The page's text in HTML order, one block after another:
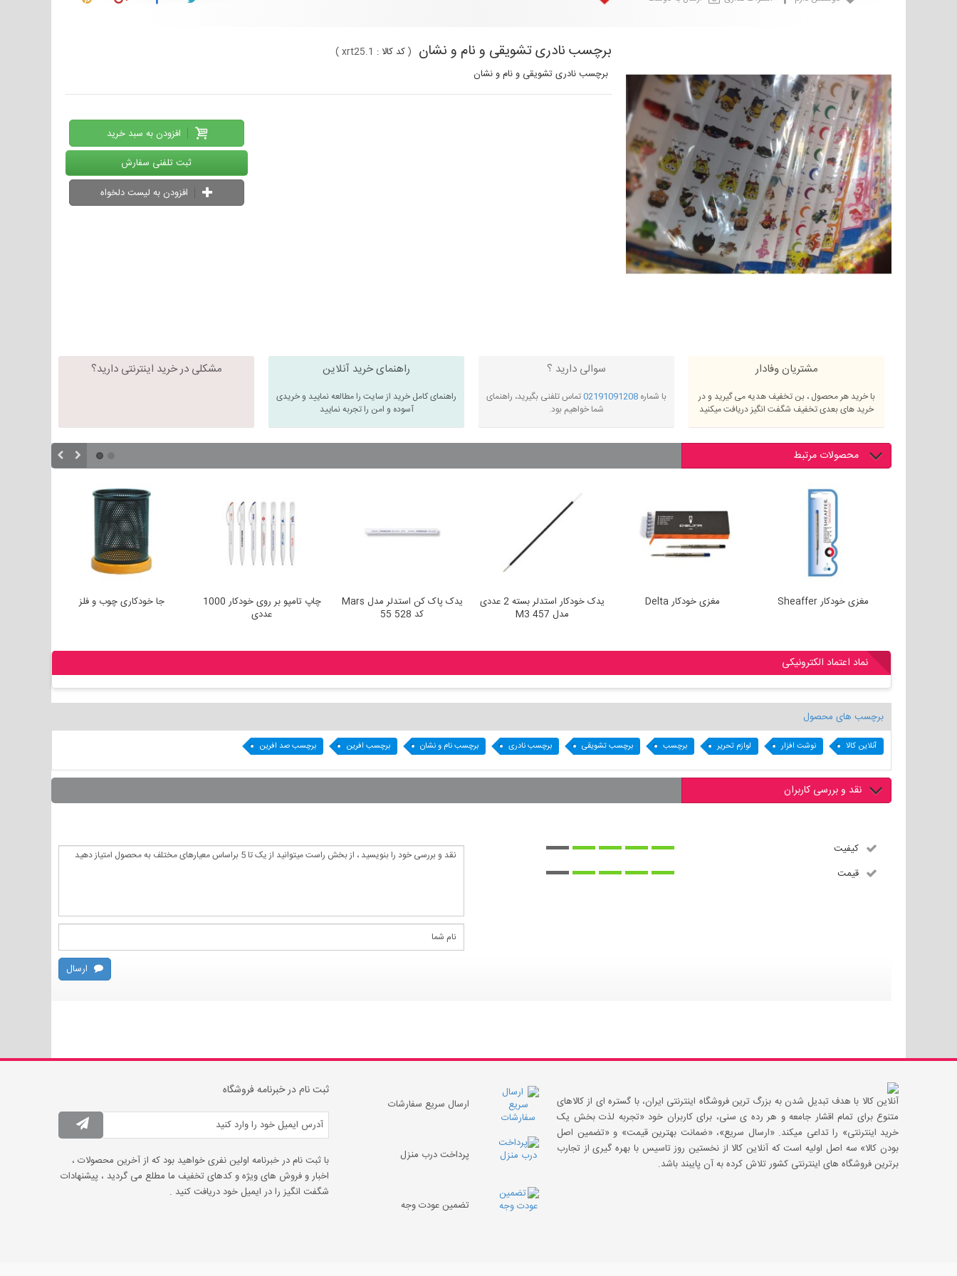
برچسب نادری تشویقی و نام و نشان (کد کالا : xrt25.1
)
برچسب نادری تشویقی و نام و نشان
افزودن به سبد خرید
ثبت تلفنی سفارش
افزودن به لیست دلخواه
مشتریان وفادار
با خرید هر محصول ، بن تخفیف هدیه می گیرید و در
خرید های بعدی تخفیف شگفت انگیز دریافت میکنید
سوالی دارید ؟
با شماره 02191091208تماس تلفنی بگیرید، راهنمای
شما خواهیم بود.
راهنمای خرید آنلاین
راهنمای کامل خرید از سایت را مطالعه نمایید و خریدی
آسوده و امن را تجربه نمایید
مشکلی در خرید اینترنتی دارید؟
محصولات مرتبط
جا خودکاری چوب و فلز
چاپ تامپو بر روی خودکار 1000
عددی
یدک پاک کن استدلر مدل Mars
کد 528 55
یدک خودکار استدلر بسته 2 عددی
مدل 457 M3
مغزی خودکار Delta مغزی خودکار Sheaffer
نماد اعتماد الکترونیکی
برچسب های محصول
آنلاین کالا نوشت افزار لوازم تحریر برچسب برچسب تشویقی برچسب نادری برچسب نام و نشان برچسب افرین برچسب صد افرین
نقد و بررسی کاربران
کیفیت
قیمت
ارسال
آنلاین کالا با هدف تبدیل شدن به بزرگ ترین فروشگاه اینترنتی ایران، با گستره ای از کالاهای
متنوع برای تمام اقشار جامعه و هر رده ی سنی، برای کاربران خود «تجربه لذت بخش یک
خرید اینترنتی» را تداعی میکند. «ارسال سریع»، «ضمانت بهترین قیمت» و «تضمین اصل
بودن کالا» سه اصل اولیه است که آنلاین کالا از نخستین روز تاسیس با بهره گیری از تجارب
برترین فروشگاه های اینترنتی کشور تلاش کرده به آن پایبند باشد.
ارسال سریع سفارشات
پرداخت درب منزل
تضمین عودت وجه
ثبت نام در خبرنامه فروشگاه
با ثبت نام در خبرنامه اولین نفری خواهید بود که از آخرین محصولات ،
اخبار و فروش های ویژه و کدهای تخفیف ما مطلع می گردید ، پیشنهادات
شگفت انگیز را در ایمیل خود دریافت کنید .